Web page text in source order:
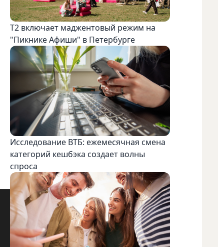
Т2 включает маджентовый режим на
"Пикнике Афиши" в Петербурге
Исследование ВТБ: ежемесячная смена
категорий кешбэка создает волны
спроса